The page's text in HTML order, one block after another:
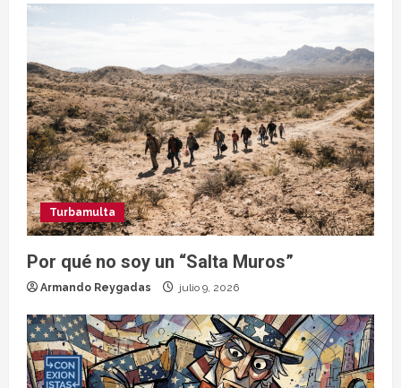
Turbamulta
Por qué no soy un “Salta Muros”
Armando Reygadas julio 9, 2026